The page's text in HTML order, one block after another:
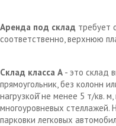
Аренда под склад требует
соответственно, верхнюю
Склад класса А - это склад
прямоугольник, без колонн
нагрузкой̆ не менее 5 т/кв.
многоуровневых стеллажей.
парковки легковых